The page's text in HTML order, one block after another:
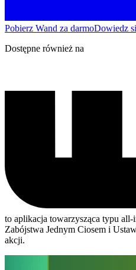
Pobierz Wand za darmoDowiedz
Dostępne również na
to aplikacja towarzysząca typu all-
Zabójstwa Jednym Ciosem i
akcji.